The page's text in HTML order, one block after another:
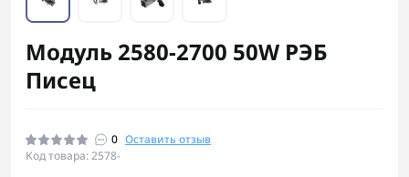
Модуль 2580-2700 50W РЭБ
Писец
0 Оставить отзыв
Код товара: 2578-